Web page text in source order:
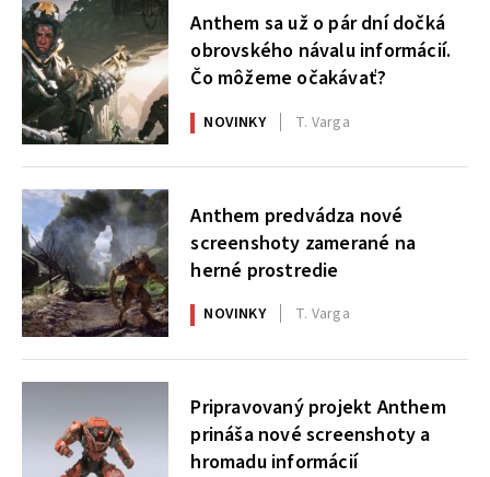
Anthem sa už o pár dní dočká
obrovského návalu informácií.
Čo môžeme očakávať?
NOVINKY T. Varga
Anthem predvádza nové
screenshoty zamerané na
herné prostredie
NOVINKY T. Varga
Pripravovaný projekt Anthem
prináša nové screenshoty a
hromadu informácií